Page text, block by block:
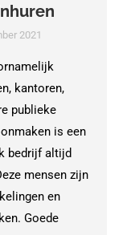
2021
kantoren,
publieke
is een
bedrijf altijd
mensen zijn
en
Goede